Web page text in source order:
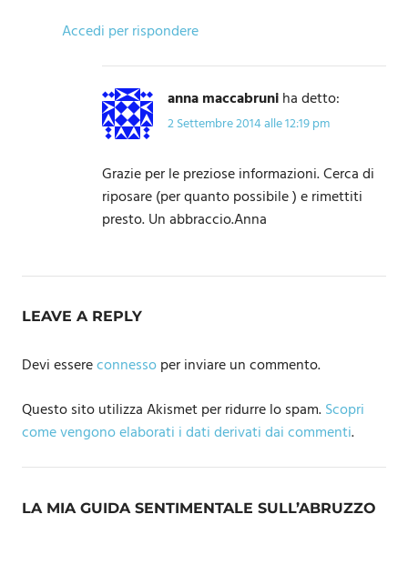
Accedi per rispondere
anna maccabruniha detto:
2 Settembre 2014 alle 12:19 pm
Grazie per le preziose informazioni. Cerca di
riposare (per quanto possibile ) e rimettiti
presto. Un abbraccio.Anna
LEAVE A REPLY
Devi essereconnessoper inviare un commento.
Questo sito utilizza Akismet per ridurre lo spam.Scopri
come vengono elaborati i dati derivati dai commenti.
LA MIA GUIDA SENTIMENTALE SULL’ABRUZZO